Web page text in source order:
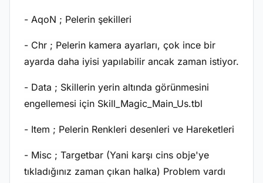
- AqoN ; Pelerin şekilleri
- Chr ; Pelerin kamera ayarları, çok ince bir
ayarda daha iyisi yapılabilir ancak zaman istiyor.
- Data ; Skillerin yerin altında görünmesini
engellemesi için Skill_Magic_Main_Us.tbl
- Item ; Pelerin Renkleri desenleri ve Hareketleri
- Misc ; Targetbar (Yani karşı cins obje'ye
tıkladığınız zaman çıkan halka) Problem vardı